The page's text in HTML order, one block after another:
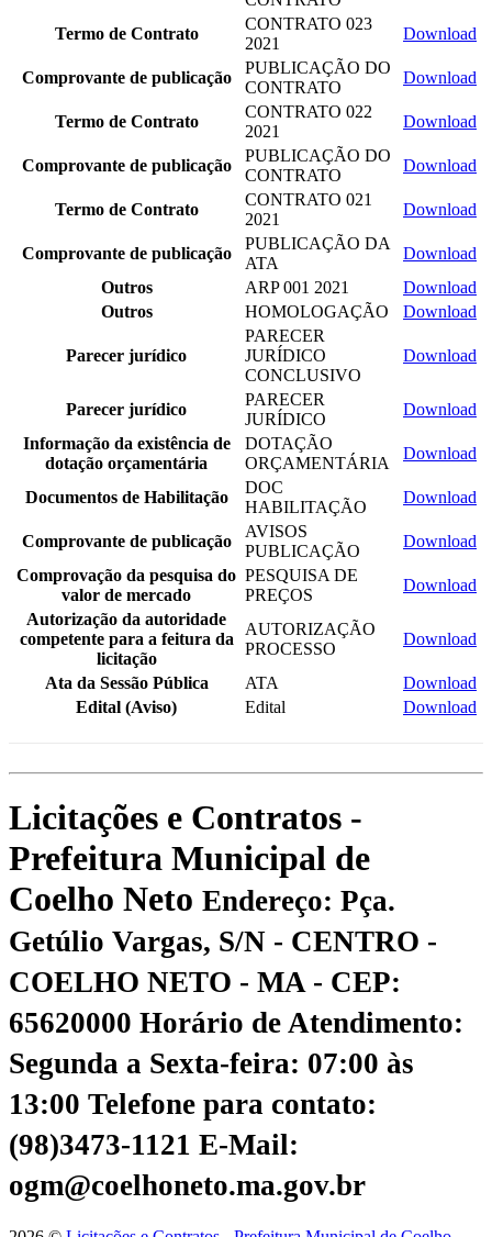
Termo de Contrato
CONTRATO 023
2021
Download
Comprovante de publicação
PUBLICAÇÃO DO
CONTRATO
Download
Termo de Contrato
CONTRATO 022
2021
Download
Comprovante de publicação
PUBLICAÇÃO DO
CONTRATO
Download
Termo de Contrato
CONTRATO 021
2021
Download
Comprovante de publicação
PUBLICAÇÃO DA
ATA
Download
Outros
ARP 001 2021
Download
Outros
HOMOLOGAÇÃO Download
Parecer jurídico
PARECER
JURÍDICO
CONCLUSIVO
Download
Parecer jurídico
PARECER
JURÍDICO
Download
Informação da existência de
dotação orçamentária
DOTAÇÃO
ORÇAMENTÁRIA
Download
Documentos de Habilitação
DOC
HABILITAÇÃO
Download
Comprovante de publicação
AVISOS
PUBLICAÇÃO
Download
Comprovação da pesquisa do
valor de mercado
PESQUISA DE
PREÇOS
Download
Autorização da autoridade
competente para a feitura da
licitação
AUTORIZAÇÃO
PROCESSO
Download
Ata da Sessão Pública ATA
Download
Edital (Aviso)
Edital Download
Licitações e Contratos -
Prefeitura Municipal de
Coelho Neto Endereço: Pça.
Getúlio Vargas, S/N - CENTRO -
COELHO NETO - MA - CEP:
65620000 Horário de Atendimento:
Segunda a Sexta-feira: 07:00 às
13:00 Telefone para contato:
(98)3473-1121 E-Mail:
ogm@coelhoneto.ma.gov.br